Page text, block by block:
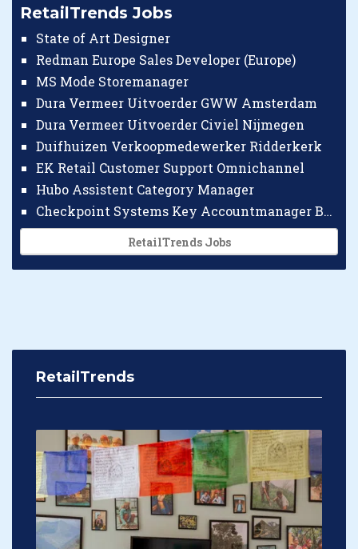
RetailTrends Jobs
State of Art Designer
Redman Europe Sales Developer (Europe)
MS Mode Storemanager
Dura Vermeer Uitvoerder GWW Amsterdam
Dura Vermeer Uitvoerder Civiel Nijmegen
Duifhuizen Verkoopmedewerker Ridderkerk
EK Retail Customer Support Omnichannel
Hubo Assistent Category Manager
Checkpoint Systems Key Accountmanager Benelux
RetailTrends Jobs
RetailTrends